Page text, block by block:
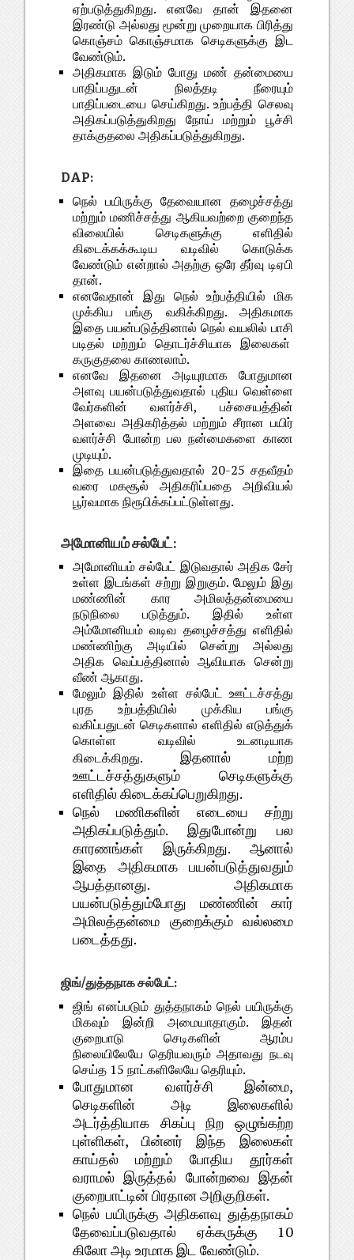
ஏற்படுத்துகிறது. எனவே தான் இதனை
இரண்டு அல்லது மூன்று முறையாக பிரித்து
கொஞ்சம் கொஞ்சமாக செடிகளுக்கு இட
வேண்டும்.
அதிகமாக இடும் போது மண் தன்மையை
பாதிப்பதுடன் நிலத்தடி நீரையும்
பாதிப்படையை செய்கிறது. உற்பத்தி செலவு
அதிகப்படுத்துகிறது நோய் மற்றும் பூச்சி
தாக்குதலை அதிகப்படுத்துகிறது.
DAP:
நெல் பயிருக்கு தேவையான தழைச்சத்து
மற்றும் மணிச்சத்து ஆகியவற்றை குறைந்த
விலையில் செடிகளுக்கு எளிதில்
கிடைக்கக்கூடிய வடிவில் கொடுக்க
வேண்டும் என்றால் அதற்கு ஒரே தீர்வு டிஏபி
தான்.
எனவேதான் இது நெல் உற்பத்தியில் மிக
முக்கிய பங்கு வகிக்கிறது. அதிகமாக
இதை பயன்படுத்தினால் நெல் வயலில் பாசி
படிதல் மற்றும் தொடர்ச்சியாக இலைகள்
கருகுதலை காணலாம்.
எனவே இதனை அடியுரமாக போதுமான
அளவு பயன்படுத்துவதால் புதிய வெள்ளை
வேர்களின் வளர்ச்சி, பச்சையத்தின்
அளவை அதிகரித்தல் மற்றும் சீரான பயிர்
வளர்ச்சி போன்ற பல நன்மைகளை காண
முடியும்.
இதை பயன்படுத்துவதால் 20-25 சதவீதம்
வரை மகசூல் அதிகரிப்பதை அறிவியல்
பூர்வமாக நிரூபிக்கப்பட்டுள்ளது.
அமோனியம் சல்பேட்:
அமோனியம் சல்பேட் இடுவதால் அதிக சேர்
உள்ள இடங்கள் சற்று இறுகும். மேலும் இது
மண்ணின் கார அமிலத்தன்மையை
நடுநிலை படுத்தும். இதில் உள்ள
அம்மோனியம் வடிவ தழைச்சத்து எளிதில்
மண்ணிற்கு அடியில் சென்று அல்லது
அதிக வெப்பத்தினால் ஆவியாக சென்று
வீண் ஆகாது.
மேலும் இதில் உள்ள சல்பேட் ஊட்டச்சத்து
புரத உற்பத்தியில் முக்கிய பங்கு
வகிப்பதுடன் செடிகளால் எளிதில் எடுத்துக்
கொள்ள வடிவில் உடனடியாக
கிடைக்கிறது. இதனால் மற்ற
ஊட்டச்சத்துகளும் செடிகளுக்கு
எளிதில் கிடைக்கப்பெறுகிறது.
நெல் மணிகளின் எடையை சற்று
அதிகப்படுத்தும். இதுபோன்று பல
காரணங்கள் இருக்கிறது. ஆனால்
இதை அதிகமாக பயன்படுத்துவதும்
ஆபத்தானது. அதிகமாக
பயன்படுத்தும்போது மண்ணின் கார்
அமிலத்தன்மை குறைக்கும் வல்லமை
படைத்தது.
ஜிங்/துத்தநாக சல்பேட்:
ஜிங் எனப்படும் துத்தநாகம் நெல் பயிருக்கு
மிகவும் இன்றி அமையாதாகும். இதன்
குறைபாடு செடிகளின் ஆரம்ப
நிலையிலேயே தெரியவரும் அதாவது நடவு
செய்த 15 நாட்களிலேயே தெரியும்.
போதுமான வளர்ச்சி இன்மை,
செடிகளின் அடி இலைகளில்
அடர்த்தியாக சிகப்பு நிற ஒழுங்கற்ற
புள்ளிகள், பின்னர் இந்த இலைகள்
காய்தல் மற்றும் போதிய தூர்கள்
வராமல் இருத்தல் போன்றவை இதன்
குறைபாட்டின் பிரதான அறிகுறிகள்.
நெல் பயிருக்கு அதிகளவு துத்தநாகம்
தேவைப்படுவதால் ஏக்கருக்கு 10
கிலோ அடி உரமாக இட வேண்டும்.